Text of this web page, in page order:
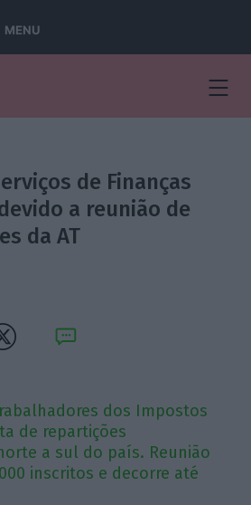
MENU
de Finanças
a reunião de
da AT
dos Impostos
de repartições
a sul do país. Reunião
inscritos e decorre até